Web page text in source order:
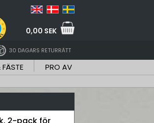
0,00 SEK
30 DAGARS RETURRÄTT
PRO AV